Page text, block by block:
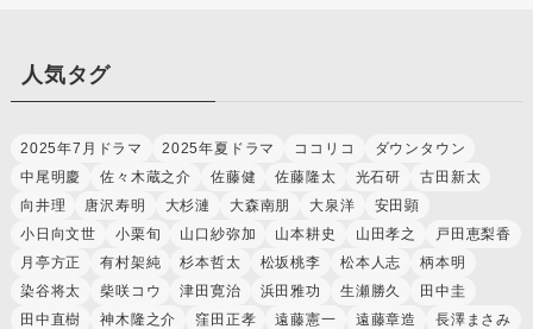
人気タグ
2025年7月ドラマ 2025年夏ドラマ ココリコ
ダウンタウン
中尾明慶
佐々木蔵之介 佐藤健 佐藤隆太 光石研
古田新太
向井理
唐沢寿明 大杉漣 大森南朋 大泉洋
安田顕
小日向文世
小栗旬 山口紗弥加 山本耕史 山田孝之
戸田恵梨香
月亭方正
有村架純 杉本哲太 松坂桃李 松本人志
柄本明
染谷将太
柴咲コウ 津田寛治 浜田雅功 生瀬勝久
田中圭
田中直樹
神木隆之介 窪田正孝 遠藤憲一 遠藤章造
長澤まさみ